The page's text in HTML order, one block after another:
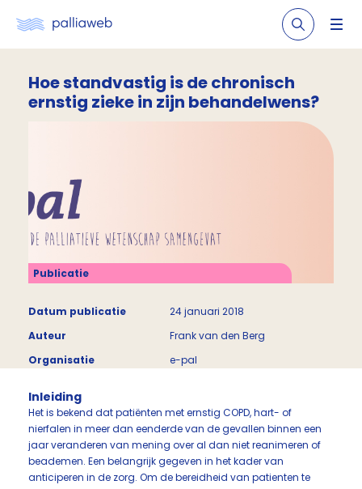
Hoe standvastig is de chronisch
ernstig zieke in zijn behandelwens?
Publicatie
Datum publicatie
24 januari 2018
Auteur
Frank van den Berg
Organisatie
e-pal
Inleiding
Het is bekend dat patiënten met ernstig COPD, hart- of
nierfalen in meer dan eenderde van de gevallen binnen een
jaar veranderen van mening over al dan niet reanimeren of
beademen. Een belangrijk gegeven in het kader van
anticiperen in de zorg. Om de bereidheid van patienten te